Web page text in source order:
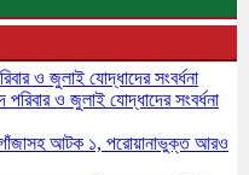
ও জুলাই যোদ্ধাদের সংবর্ধনা
পরিবার ও জুলাই যোদ্ধাদের সংবর্ধনা
গাঁজাসহ আটক ১, পরোয়ানাভুক্ত আরও